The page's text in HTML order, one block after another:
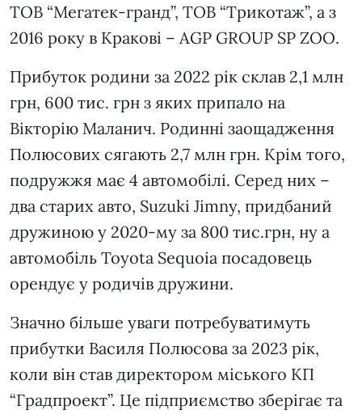
ТОВ “Мегатек-гранд”, ТОВ “Трикотаж”, а з
2016 року в Кракові – AGP GROUP SP ZOO.
Прибуток родини за 2022 рік склав 2,1 млн
грн, 600 тис. грн з яких припало на
Вікторію Маланич. Родинні заощадження
Полюсових сягають 2,7 млн грн. Крім того,
подружжя має 4 автомобілі. Серед них –
два старих авто, Suzuki Jimny, придбаний
дружиною у 2020-му за 800 тис.грн, ну а
автомобіль Toyota Sequoia посадовець
орендує у родичів дружини.
Значно більше уваги потребуватимуть
прибутки Василя Полюсова за 2023 рік,
коли він став директором міського КП
“Градпроект”. Це підприємство зберігає та